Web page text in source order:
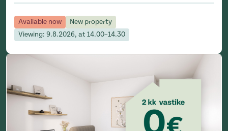
Available now
New property
Viewing: 9.8.2026, at 14.00–14.30